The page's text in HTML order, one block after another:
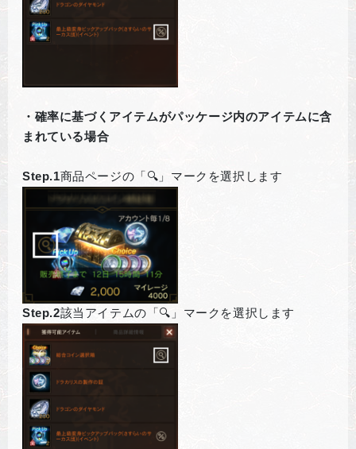
・確率に基づくアイテムがパッケージ内のアイテムに含
まれている場合
Step.1商品ページの「🔍」マークを選択します
Step.2該当アイテムの「🔍」マークを選択します